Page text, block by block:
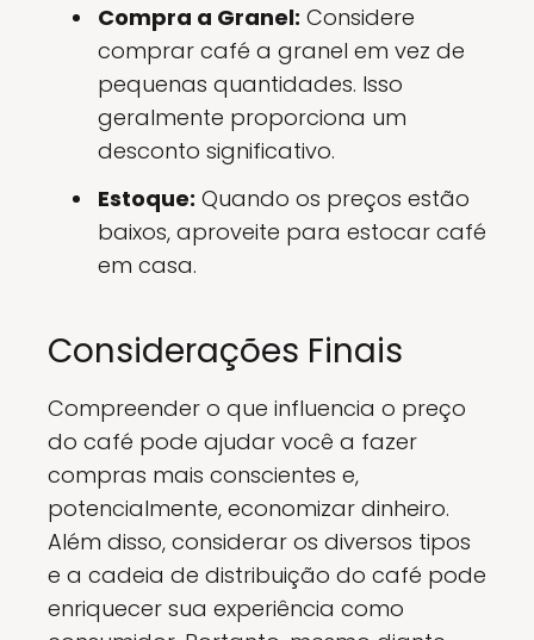
Compra a Granel: Considere
comprar café a granel em vez de
pequenas quantidades. Isso
geralmente proporciona um
desconto significativo.
Estoque: Quando os preços estão
baixos, aproveite para estocar café
em casa.
Considerações Finais
Compreender o que influencia o preço
do café pode ajudar você a fazer
compras mais conscientes e,
potencialmente, economizar dinheiro.
Além disso, considerar os diversos tipos
e a cadeia de distribuição do café pode
enriquecer sua experiência como